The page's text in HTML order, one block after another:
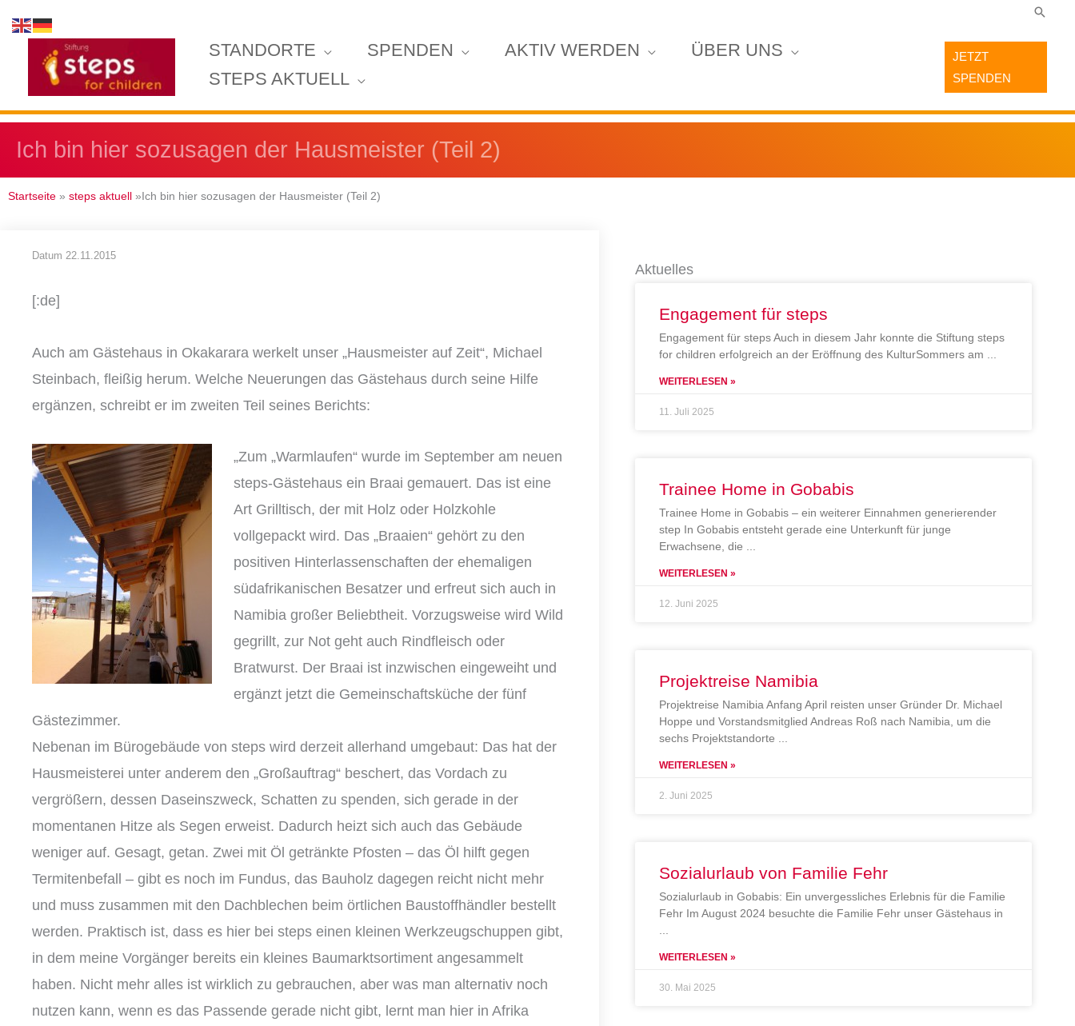
Inhalt
springen
STANDORTE SPENDEN AKTIV WERDEN
ÜBER UNS
STEPS AKTUELL
JETZT
SPENDEN
Ich bin hier sozusagen der Hausmeister (Teil 2)
Startseite » steps aktuell »Ich bin hier sozusagen der Hausmeister (Teil 2)
Datum 22.11.2015
[:de]
Auch am Gästehaus in Okakarara werkelt unser „Hausmeister auf Zeit“, Michael
Steinbach, fleißig herum. Welche Neuerungen das Gästehaus durch seine Hilfe
ergänzen, schreibt er im zweiten Teil seines Berichts:
„Zum „Warmlaufen“ wurde im September am neuen
steps-Gästehaus ein Braai gemauert. Das ist eine
Art Grilltisch, der mit Holz oder Holzkohle
vollgepackt wird. Das „Braaien“ gehört zu den
positiven Hinterlassenschaften der ehemaligen
südafrikanischen Besatzer und erfreut sich auch in
Namibia großer Beliebtheit. Vorzugsweise wird Wild
gegrillt, zur Not geht auch Rindfleisch oder
Bratwurst. Der Braai ist inzwischen eingeweiht und
ergänzt jetzt die Gemeinschaftsküche der fünf
Gästezimmer.
Nebenan im Bürogebäude von steps wird derzeit allerhand umgebaut: Das hat der
Hausmeisterei unter anderem den „Großauftrag“ beschert, das Vordach zu
vergrößern, dessen Daseinszweck, Schatten zu spenden, sich gerade in der
momentanen Hitze als Segen erweist. Dadurch heizt sich auch das Gebäude
weniger auf. Gesagt, getan. Zwei mit Öl getränkte Pfosten – das Öl hilft gegen
Termitenbefall – gibt es noch im Fundus, das Bauholz dagegen reicht nicht mehr
und muss zusammen mit den Dachblechen beim örtlichen Baustoffhändler bestellt
werden. Praktisch ist, dass es hier bei steps einen kleinen Werkzeugschuppen gibt,
in dem meine Vorgänger bereits ein kleines Baumarktsortiment angesammelt
haben. Nicht mehr alles ist wirklich zu gebrauchen, aber was man alternativ noch
nutzen kann, wenn es das Passende gerade nicht gibt, lernt man hier in Afrika
Aktuelles
Engagement für steps
Engagement für steps Auch in diesem Jahr konnte die Stiftung steps
for children erfolgreich an der Eröffnung des KulturSommers am
WEITERLESEN »
11. Juli 2025
Trainee Home in Gobabis
Trainee Home in Gobabis – ein weiterer Einnahmen generierender
step In Gobabis entsteht gerade eine Unterkunft für junge
Erwachsene, die
WEITERLESEN »
12. Juni 2025
Projektreise Namibia
Projektreise Namibia Anfang April reisten unser Gründer Dr. Michael
Hoppe und Vorstandsmitglied Andreas Roß nach Namibia, um die
sechs Projektstandorte
WEITERLESEN »
2. Juni 2025
Sozialurlaub von Familie Fehr
Sozialurlaub in Gobabis: Ein unvergessliches Erlebnis für die Familie
Fehr Im August 2024 besuchte die Familie Fehr unser Gästehaus in
WEITERLESEN »
30. Mai 2025